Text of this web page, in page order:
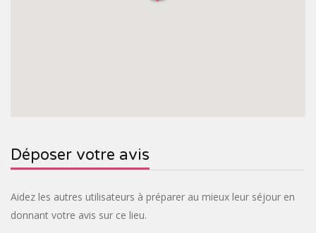
Déposer votre avis
Aidez les autres utilisateurs à préparer au mieux leur séjour en
donnant votre avis sur ce lieu.